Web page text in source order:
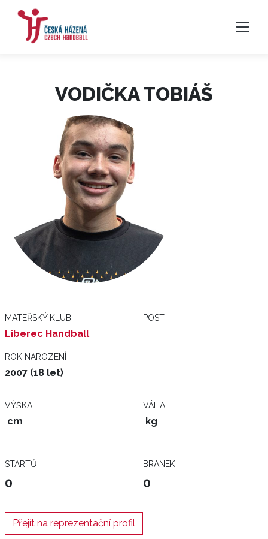
VODIČKA TOBIÁŠ
MATEŘSKÝ KLUB
Liberec Handball
POST
ROK NAROZENÍ
2007 (18 let)
VÝŠKA
cm
VÁHA
kg
STARTŮ
0
BRANEK
0
Přejít na reprezentační profil